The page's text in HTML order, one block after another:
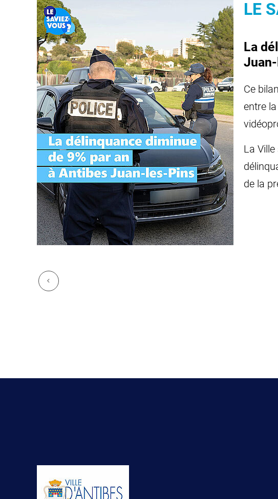
LE
La
Ce
entre
La
de la